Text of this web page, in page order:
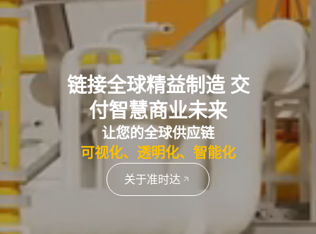
链接全球精益制造 交
付智慧商业未来
让您的全球供应链
可视化、透明化、智能化
关于准时达